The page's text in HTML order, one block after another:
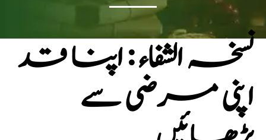
نسخہ الشفاء : اپنا قد
اپنی مرضی سے